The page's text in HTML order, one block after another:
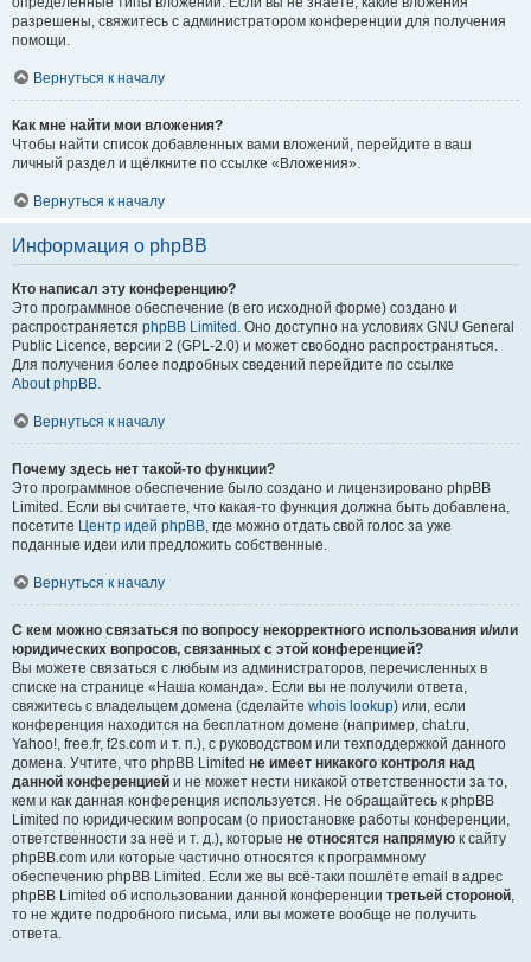
разрешены, свяжитесь с администратором конференции для получения
помощи.
Вернуться к началу
Как мне найти мои вложения?
Чтобы найти список добавленных вами вложений, перейдите в ваш
личный раздел и щёлкните по ссылке «Вложения».
Вернуться к началу
Информация о phpBB
Кто написал эту конференцию?
Это программное обеспечение (в его исходной форме) создано и
распространяется phpBB Limited . Оно доступно на условиях GNU General
Public Licence, версии 2 (GPL-2.0) и может свободно распространяться.
Для получения более подробных сведений перейдите по ссылке
About phpBB.
Вернуться к началу
Почему здесь нет такой-то функции?
Это программное обеспечение было создано и лицензировано phpBB
Limited. Если вы считаете, что какая-то функция должна быть добавлена,
посетите Центр идей phpBB, где можно отдать свой голос за уже
поданные идеи или предложить собственные.
Вернуться к началу
С кем можно связаться по вопросу некорректного использования и/или
юридических вопросов, связанных с этой конференцией?
Вы можете связаться с любым из администраторов, перечисленных в
списке на странице «Наша команда». Если вы не получили ответа,
свяжитесь с владельцем домена (сделайте whois lookup) или, если
конференция находится на бесплатном домене (например, chat.ru,
Yahoo!, free.fr, f2s.com и т. п.), с руководством или техподдержкой данного
домена. Учтите, что phpBB Limited не имеет никакого контроля над
данной конференцией и не может нести никакой ответственности за то,
кем и как данная конференция используется. Не обращайтесь к phpBB
Limited по юридическим вопросам (о приостановке работы конференции,
ответственности за неё и т. д.), которые не относятся напрямую к сайту
phpBB.com или которые частично относятся к программному
обеспечению phpBB Limited. Если же вы всё-таки пошлёте email в адрес
phpBB Limited об использовании данной конференции третьей стороной,
то не ждите подробного письма, или вы можете вообще не получить
ответа.